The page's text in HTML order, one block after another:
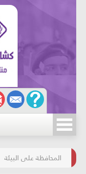
مسابقة الركب الحسينيّ
المحافظة على البيئة